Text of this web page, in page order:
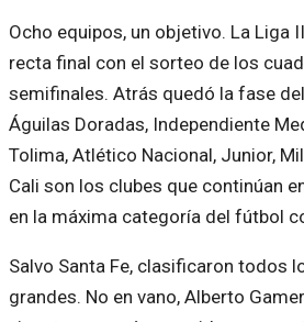
Ocho equipos, un objetivo. La Liga
recta final con el sorteo de los
semifinales. Atrás quedó la fase
Águilas Doradas, Independiente
Tolima, Atlético Nacional, Junior,
Cali son los clubes que continúan
en la máxima categoría del fútbol
Salvo Santa Fe, clasificaron todos
grandes. No en vano, Alberto